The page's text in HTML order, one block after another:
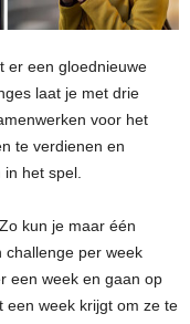
er een gloednieuwe
laat je met drie
voor het
te verdienen en
het spel.
kun je maar één
challenge per week
een week en gaan op
een week krijgt om ze te